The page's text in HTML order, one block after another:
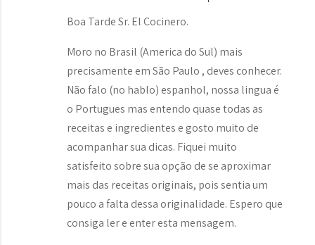
Boa Tarde Sr. El Cocinero.
Moro no Brasil (America do Sul) mais
precisamente em São Paulo , deves conhecer.
Não falo (no hablo) espanhol, nossa lingua é
o Portugues mas entendo quase todas as
receitas e ingredientes e gosto muito de
acompanhar sua dicas. Fiquei muito
satisfeito sobre sua opção de se aproximar
mais das receitas originais, pois sentia um
pouco a falta dessa originalidade. Espero que
consiga ler e enter esta mensagem.